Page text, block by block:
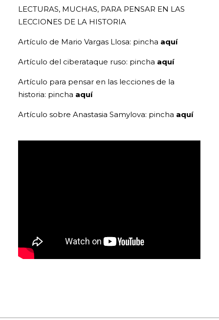
LECTURAS, MUCHAS, PARA PENSAR EN LAS
LECCIONES DE LA HISTORIA
Artículo de Mario Vargas Llosa: pincha aquí
Artículo del ciberataque ruso: pincha aquí
Artículo para pensar en las lecciones de la
historia: pincha aquí
Artículo sobre Anastasia Samylova: pincha aquí